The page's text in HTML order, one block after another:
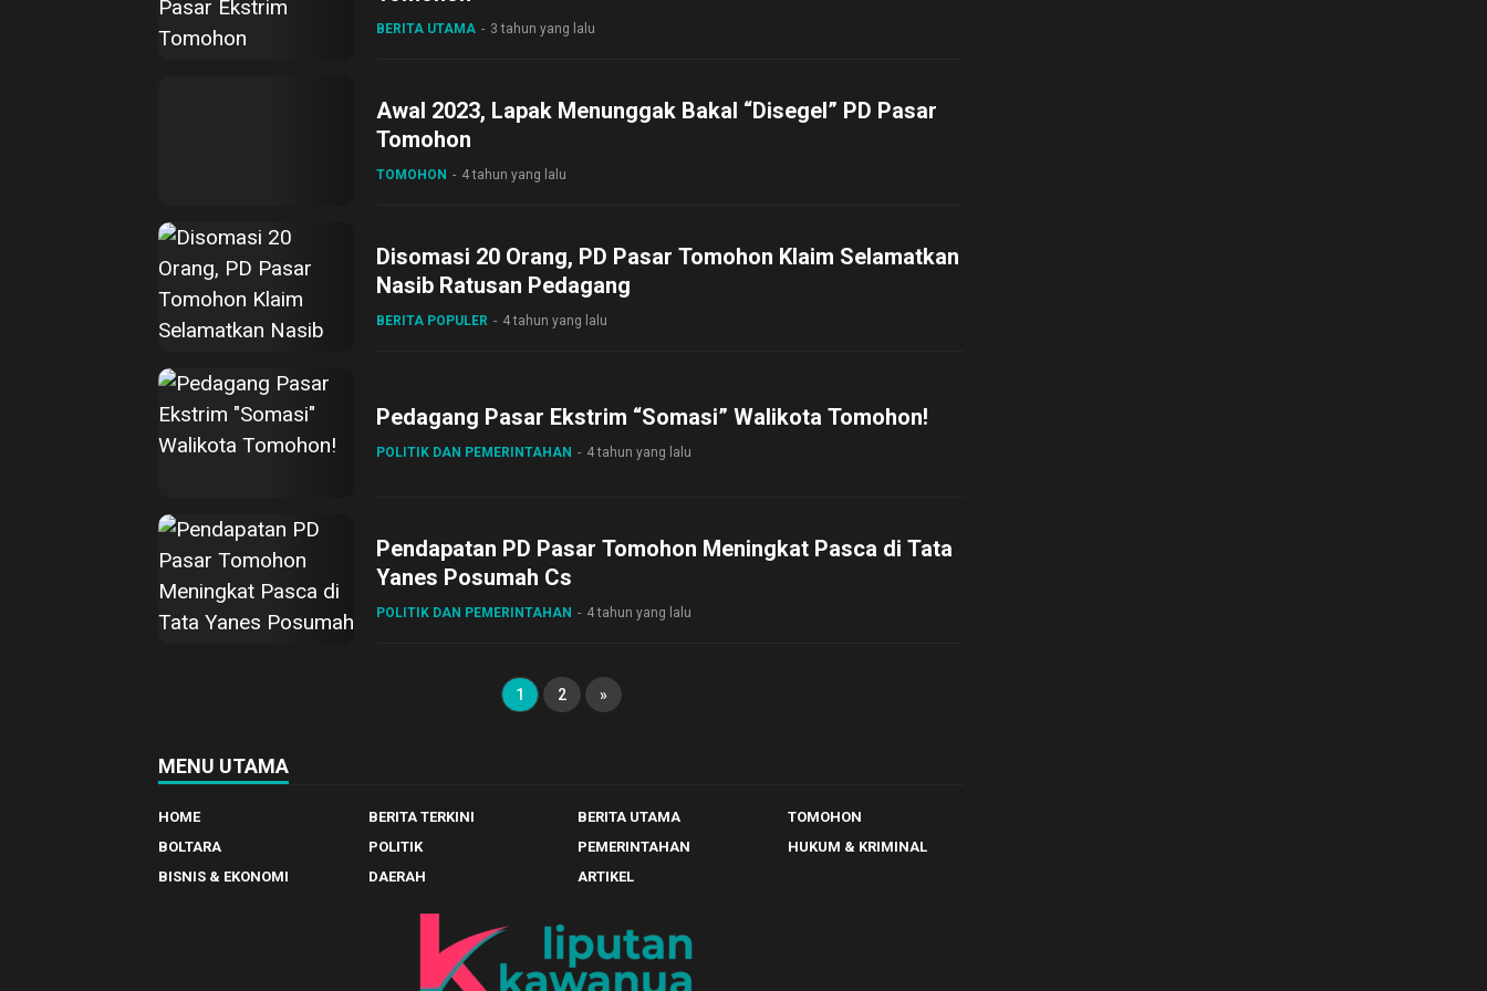
BERITA UTAMA 3 tahun yang lalu
Awal 2023, Lapak Menunggak Bakal “Disegel” PD Pasar
Tomohon
TOMOHON 4 tahun yang lalu
Disomasi 20 Orang, PD Pasar Tomohon Klaim Selamatkan
Nasib Ratusan Pedagang
BERITA POPULER 4 tahun yang lalu
Pedagang Pasar Ekstrim “Somasi” Walikota Tomohon!
POLITIK DAN PEMERINTAHAN 4 tahun yang lalu
Pendapatan PD Pasar Tomohon Meningkat Pasca di Tata
Yanes Posumah Cs
POLITIK DAN PEMERINTAHAN 4 tahun yang lalu
1 2 »
MENU UTAMA
HOME BERITA TERKINI BERITA UTAMA
TOMOHON
BOLTARA
POLITIK PEMERINTAHAN
HUKUM & KRIMINAL
BISNIS & EKONOMI
DAERAH ARTIKEL